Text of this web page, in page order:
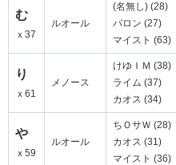
む
ｘ37
ルオール
(名無し) (28)
バロン (27)
マイスト (63)
り
ｘ61
メノース
けゆＩＭ (38)
ライム (37)
カオス (34)
や
ｘ59
ルオール
ちＯサＷ (28)
カオス (31)
マイスト (36)